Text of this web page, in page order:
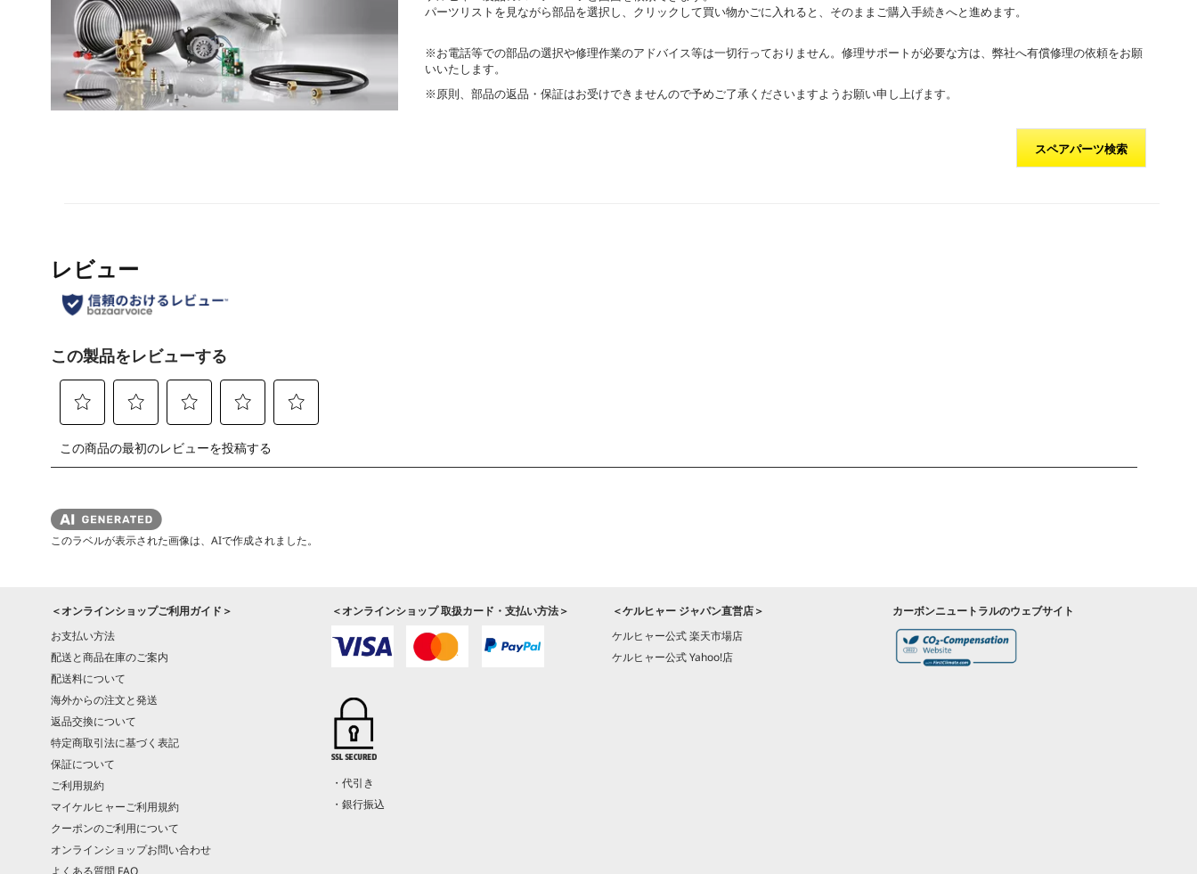
パーツリストを見ながら部品を選択し、クリックして買い物かごに入れると、そのままご購入手続きへと進めます。
※お電話等での部品の選択や修理作業のアドバイス等は一切行っておりません。修理サポートが必要な方は、弊社へ有償修理の依頼をお願
いいたします。
※原則、部品の返品・保証はお受けできませんので予めご了承くださいますようお願い申し上げます。
スペアパーツ検索
このラベルが表示された画像は、AIで作成されました。
＜オンラインショップご利用ガイド＞
お支払い方法
配送と商品在庫のご案内
配送料について
海外からの注文と発送
返品交換について
特定商取引法に基づく表記
保証について
ご利用規約
マイケルヒャーご利用規約
クーポンのご利用について
オンラインショップお問い合わせ
＜オンラインショップ 取扱カード・支払い方法＞
・代引き
・銀行振込
＜ケルヒャー ジャパン直営店＞
ケルヒャー公式 楽天市場店
ケルヒャー公式 Yahoo!店
カーボンニュートラルのウェブサイト